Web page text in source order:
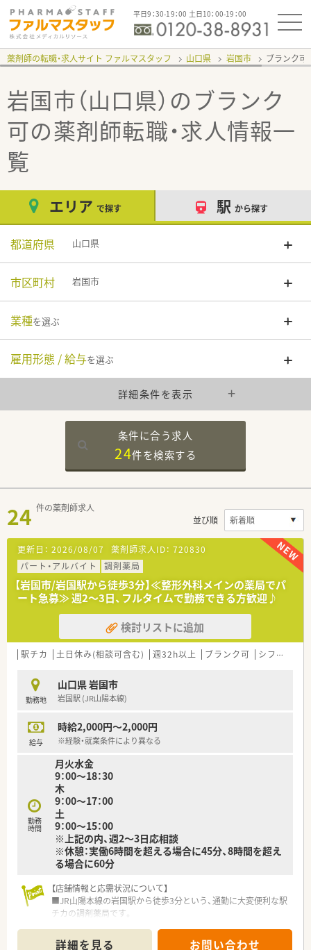
平日9：30-19：00 土日10：00-19：00
薬剤師の転職・求人サイト ファルマスタッフ 山口県 岩国市 ブランク可
岩国市（山口県）のブランク
可の薬剤師転職・求人情報一
覧
エリア で探す 駅 から探す
都道府県 山口県
市区町村 岩国市
業種を選ぶ
雇用形態 / 給与を選ぶ
詳細条件を表示
条件に合う求人
24件を検索する
24 件の薬剤師求人
並び順
更新日： 2026/08/07 薬剤師求人ID： 720830
パート・アルバイト
調剤薬局
【岩国市/岩国駅から徒歩3分】≪整形外科メインの薬局でパ
ート急募≫ 週2～3日、フルタイムで勤務できる方歓迎♪
検討リストに追加
駅チカ 土日休み(相談可含む) 週32h以上 ブランク可 シフト制
勤務地
山口県 岩国市
岩国駅 (JR山陽本線)
給与
時給2,000円～2,000円
※経験・就業条件により異なる
勤務
時間
月火水金
9：00～18：30
木
9：00～17：00
土
9：00～15：00
※上記の内、週2～3日応相談
※休憩：実働6時間を超える場合に45分、8時間を超え
る場合に60分
【店舗情報と応需状況について】
■JR山陽本線の岩国駅から徒歩3分という、通勤に大変便利な駅
チカの調剤薬局です。
60枚応需しています。
詳細を見る お問い合わせ